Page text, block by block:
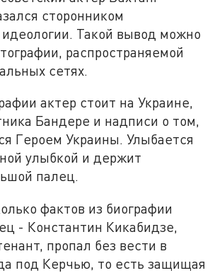
сторонником
Такой вывод можно
распространяемой
сетях.
актер стоит на Украине,
Бандере и надписи о том,
Героем Украины. Улыбается
улыбкой и держит
палец.
фактов из биографии
- Константин Кикабидзе,
пропал без вести в
под Керчью, то есть защищая